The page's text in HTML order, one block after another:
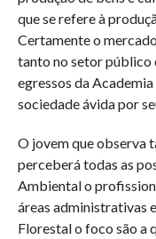
que se refere à
Certamente o
tanto no setor público
egressos da
sociedade ávida por
O jovem que observa
perceberá todas as
Ambiental o
áreas administrativas
Florestal o foco são a